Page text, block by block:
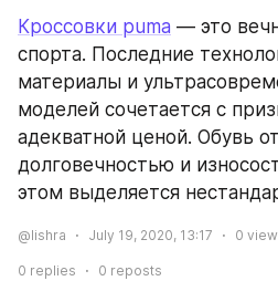
Кроссовки puma — это
спорта. Последние
материалы и
моделей сочетается с
адекватной ценой. Обувь
долговечностью и
этом выделяется
@lishra July 19, 2020, 13:17 0
0 replies 0 reposts